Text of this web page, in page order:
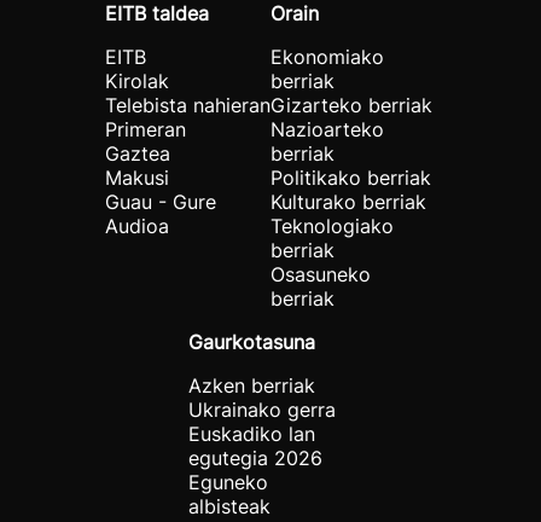
EITB taldea
EITB
Kirolak
Telebista nahieran
Primeran
Gaztea
Makusi
Guau - Gure
Audioa
Orain
Ekonomiako
berriak
Gizarteko berriak
Nazioarteko
berriak
Politikako berriak
Kulturako berriak
Teknologiako
berriak
Osasuneko
berriak
Gaurkotasuna
Azken berriak
Ukrainako gerra
Euskadiko lan
egutegia 2026
Eguneko
albisteak